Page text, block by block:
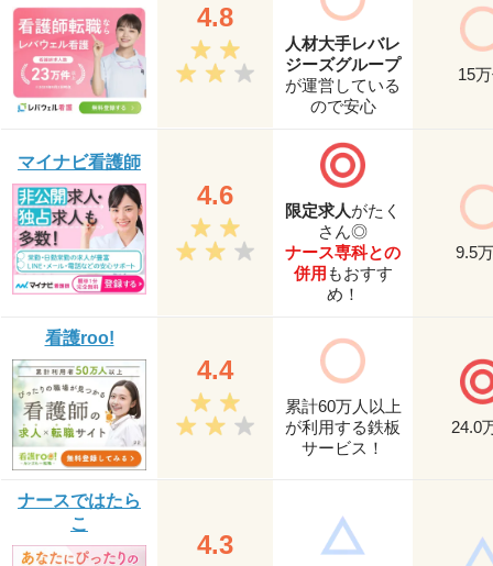
4.8
人材大手レバレ
ジーズグループ
が運営している
ので安心
15
マイナビ看護師
4.6
限定求人がたく
さん◎
ナース専科との
併用 もおすす
め！
9.5
看護roo!
4.4
累計60万人以上
が利用する鉄板
サービス！
24.0
ナースではたら
こ
4.3